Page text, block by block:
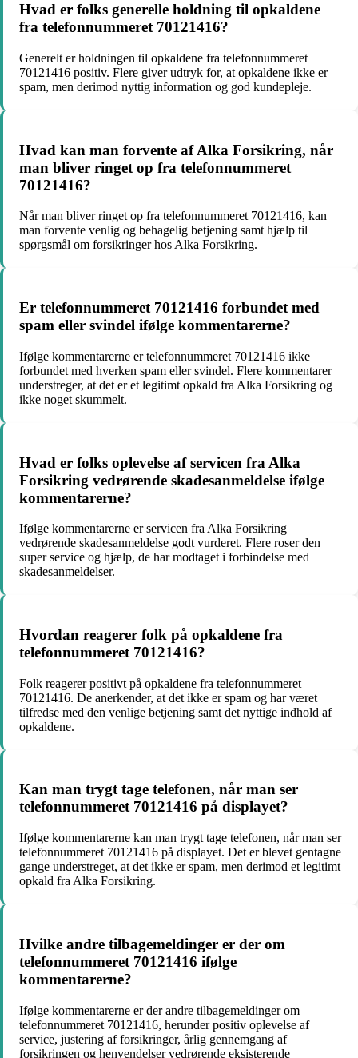
Hvad er folks generelle holdning til opkaldene
fra telefonnummeret 70121416?
Generelt er holdningen til opkaldene fra telefonnummeret
70121416 positiv. Flere giver udtryk for, at opkaldene ikke er
spam, men derimod nyttig information og god kundepleje.
Hvad kan man forvente af Alka Forsikring, når
man bliver ringet op fra telefonnummeret
70121416?
Når man bliver ringet op fra telefonnummeret 70121416, kan
man forvente venlig og behagelig betjening samt hjælp til
spørgsmål om forsikringer hos Alka Forsikring.
Er telefonnummeret 70121416 forbundet med
spam eller svindel ifølge kommentarerne?
Ifølge kommentarerne er telefonnummeret 70121416 ikke
forbundet med hverken spam eller svindel. Flere kommentarer
understreger, at det er et legitimt opkald fra Alka Forsikring og
ikke noget skummelt.
Hvad er folks oplevelse af servicen fra Alka
Forsikring vedrørende skadesanmeldelse ifølge
kommentarerne?
Ifølge kommentarerne er servicen fra Alka Forsikring
vedrørende skadesanmeldelse godt vurderet. Flere roser den
super service og hjælp, de har modtaget i forbindelse med
skadesanmeldelser.
Hvordan reagerer folk på opkaldene fra
telefonnummeret 70121416?
Folk reagerer positivt på opkaldene fra telefonnummeret
70121416. De anerkender, at det ikke er spam og har været
tilfredse med den venlige betjening samt det nyttige indhold af
opkaldene.
Kan man trygt tage telefonen, når man ser
telefonnummeret 70121416 på displayet?
Ifølge kommentarerne kan man trygt tage telefonen, når man ser
telefonnummeret 70121416 på displayet. Det er blevet gentagne
gange understreget, at det ikke er spam, men derimod et legitimt
opkald fra Alka Forsikring.
Hvilke andre tilbagemeldinger er der om
telefonnummeret 70121416 ifølge
kommentarerne?
Ifølge kommentarerne er der andre tilbagemeldinger om
telefonnummeret 70121416, herunder positiv oplevelse af
service, justering af forsikringer, årlig gennemgang af
forsikringen og henvendelser vedrørende eksisterende